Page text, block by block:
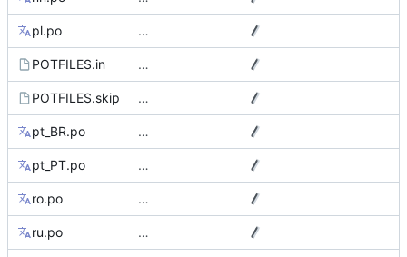
pl.po …
POTFILES.in …
POTFILES.skip …
pt_BR.po …
pt_PT.po …
ro.po …
ru.po …